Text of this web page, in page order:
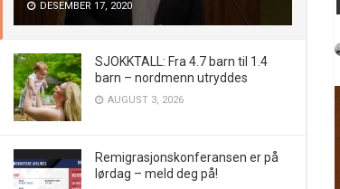
DESEMBER 17, 2020
SJOKKTALL: Fra 4.7 barn til 1.4
barn – nordmenn utryddes
AUGUST 3, 2026
Remigrasjonskonferansen er på
lørdag – meld deg på!